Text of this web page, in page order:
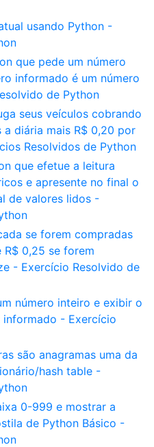
usando Python -
que pede um número
informado é um número
de Python
seus veículos cobrando
a diária mais R$ 0,20 por
Resolvidos de Python
que efetue a leitura
e apresente no final o
de valores lidos -
se forem compradas
R$ 0,25 se forem
- Exercício Resolvido de
número inteiro e exibir o
- Exercício
são anagramas uma da
hash table -
0-999 e mostrar a
de Python Básico -